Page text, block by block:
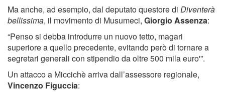
Ma anche, ad esempio, dal deputato questore di Diventerà
bellissima, il movimento di Musumeci, Giorgio Assenza:
“Penso si debba introdurre un nuovo tetto, magari
superiore a quello precedente, evitando però di tornare a
segretari generali con stipendio da oltre 500 mila euro'”.
Un attacco a Miccichè arriva dall’assessore regionale,
Vincenzo Figuccia: